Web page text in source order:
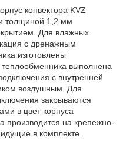
конвектора KVZ
толщиной 1,2 мм
Для влажных
с дренажным
изготовлены
выполнена
с внутренней
воздушным. Для
закрываются
в цвет корпуса
производится на крепежно-
в комплекте.